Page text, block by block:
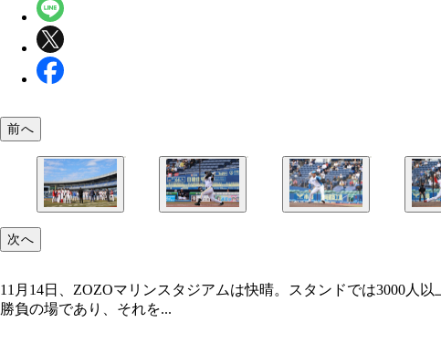
前へ
次へ
11月14日、ZOZOマリンスタジアムは快晴。スタンドでは3000人
勝負の場であり、それを...